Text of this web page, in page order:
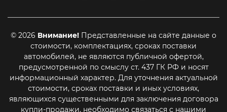
© 2026 Внимание! Представленные на сайте данные о
стоимости, комплектациях, сроках поставки
автомобилей, не являются публичной офертой,
предусмотренной по смыслу ст. 437 ГК РФ и носят
информационный характер. Для уточнения актуальной
стоимости, сроках поставки и иных условиях,
являющихся существенными для заключения договора
купли-продажи, необходимо связаться с нашими
Этот сайт использует cookie-файлы, чтобы помочь Вам в
навигации, а также для предоставления лучшего
пользовательского опыта и анализа использования наших